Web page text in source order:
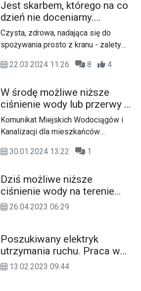
zostaną także na pozostałych
wodociągowej.
Jest skarbem, którego na co
dzień nie doceniamy.
Obchody Światowego Dnia
Wody w Kędzierzynie-Koźlu
Czysta, zdrowa, nadająca się do
spożywania prosto z kranu - zalety
dobrze znane od lat. Mamy jej pod
co dzień docenia nasze naturalne
bogactwo. W różnych częściach
świata wody jest bardzo mało, już dziś
o dostęp do niej toczą się konflikty
Światowy Dzień Wody, który jest
dla życia i środowiska.
22.03.2024 11:26 8 4
W środę możliwe niższe
ciśnienie wody lub przerwy w
dostawie w obrębie trzech
ulic w Sławięcicach
Komunikat Miejskich Wodociągów i
Kanalizacji dla mieszkańców
sieci wodociągowej.
30.01.2024 13:22 1
Dziś możliwe niższe
ciśnienie wody na terenie
całego miasta. MWiK
26.04.2023 06:29
Poszukiwany elektryk
utrzymania ruchu. Praca w
Miejskich Wodociągach i
13.02.2023 09:44